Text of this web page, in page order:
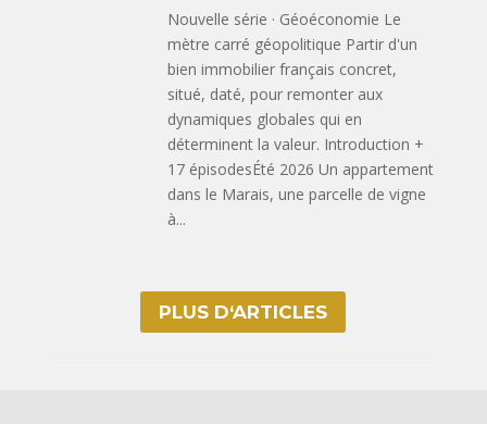
Nouvelle série · Géoéconomie Le
mètre carré géopolitique Partir d'un
bien immobilier français concret,
situé, daté, pour remonter aux
dynamiques globales qui en
déterminent la valeur. Introduction +
17 épisodesÉté 2026 Un appartement
dans le Marais, une parcelle de vigne
à...
PLUS D‘ARTICLES